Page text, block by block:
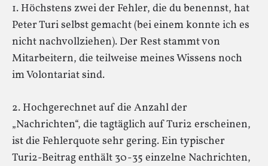
1. Höchstens zwei der Fehler, die du benennst, hat
Peter Turi selbst gemacht (bei einem konnte ich es
nicht nachvollziehen). Der Rest stammt von
Mitarbeitern, die teilweise meines Wissens noch
im Volontariat sind.
2. Hochgerechnet auf die Anzahl der
„Nachrichten“, die tagtäglich auf Turi2 erscheinen,
ist die Fehlerquote sehr gering. Ein typischer
Turi2-Beitrag enthält 30-35 einzelne Nachrichten,